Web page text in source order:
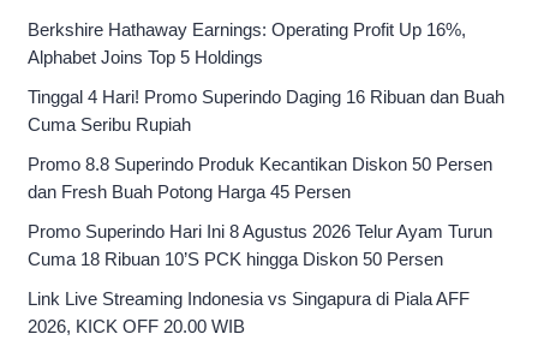
Berkshire Hathaway Earnings: Operating Profit Up 16%,
Alphabet Joins Top 5 Holdings
Tinggal 4 Hari! Promo Superindo Daging 16 Ribuan dan Buah
Cuma Seribu Rupiah
Promo 8.8 Superindo Produk Kecantikan Diskon 50 Persen
dan Fresh Buah Potong Harga 45 Persen
Promo Superindo Hari Ini 8 Agustus 2026 Telur Ayam Turun
Cuma 18 Ribuan 10’S PCK hingga Diskon 50 Persen
Link Live Streaming Indonesia vs Singapura di Piala AFF
2026, KICK OFF 20.00 WIB